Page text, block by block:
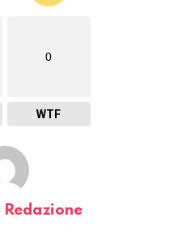
0
WTF
Redazione